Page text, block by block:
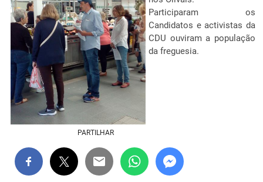
Participaram os
Candidatos e activistas da
CDU ouviram a população
da freguesia.
PARTILHAR